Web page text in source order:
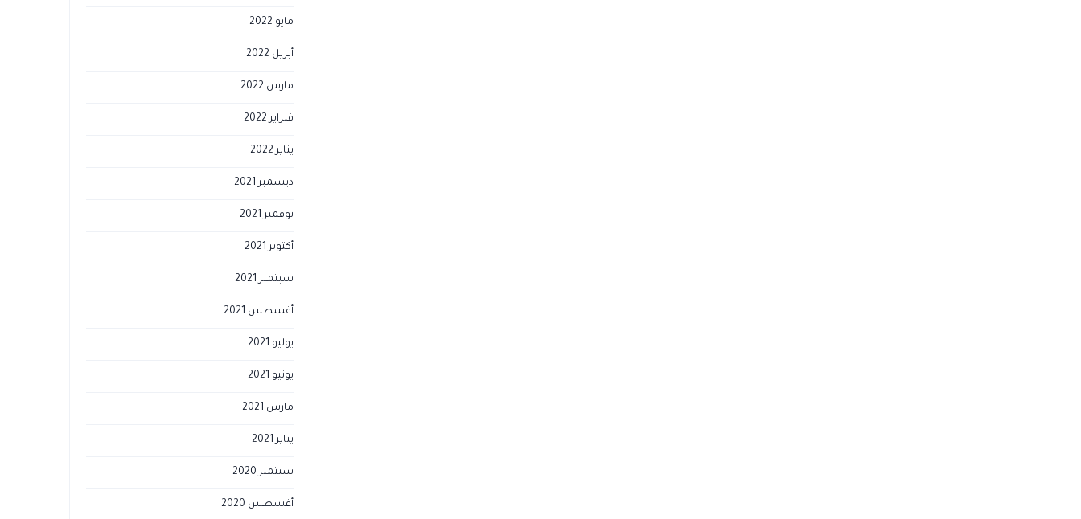
مايو 2022
أبريل 2022
مارس 2022
فبراير 2022
يناير 2022
ديسمبر 2021
نوفمبر 2021
أكتوبر 2021
سبتمبر 2021
أغسطس 2021
يوليو 2021
يونيو 2021
مارس 2021
يناير 2021
سبتمبر 2020
أغسطس 2020